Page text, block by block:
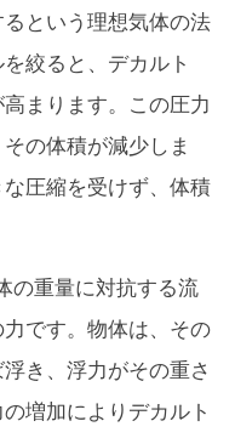
という理想気体の法
絞ると、デカルト
まります。この圧力
の体積が減少しま
圧縮を受けず、体積
の重量に対抗する流
です。物体は、その
き、浮力がその重さ
増加によりデカルト